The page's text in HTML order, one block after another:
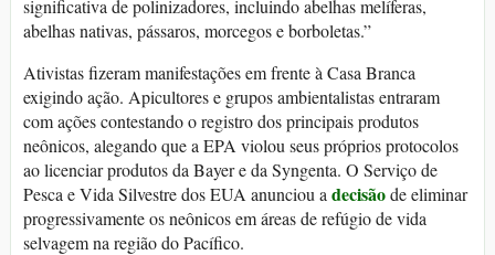
significativa de polinizadores, incluindo abelhas melíferas,
abelhas nativas, pássaros, morcegos e borboletas.”
Ativistas fizeram manifestações em frente à Casa Branca
exigindo ação. Apicultores e grupos ambientalistas entraram
com ações contestando o registro dos principais produtos
neônicos, alegando que a EPA violou seus próprios protocolos
ao licenciar produtos da Bayer e da Syngenta. O Serviço de
Pesca e Vida Silvestre dos EUA anunciou a decisãode eliminar
progressivamente os neônicos em áreas de refúgio de vida
selvagem na região do Pacífico.